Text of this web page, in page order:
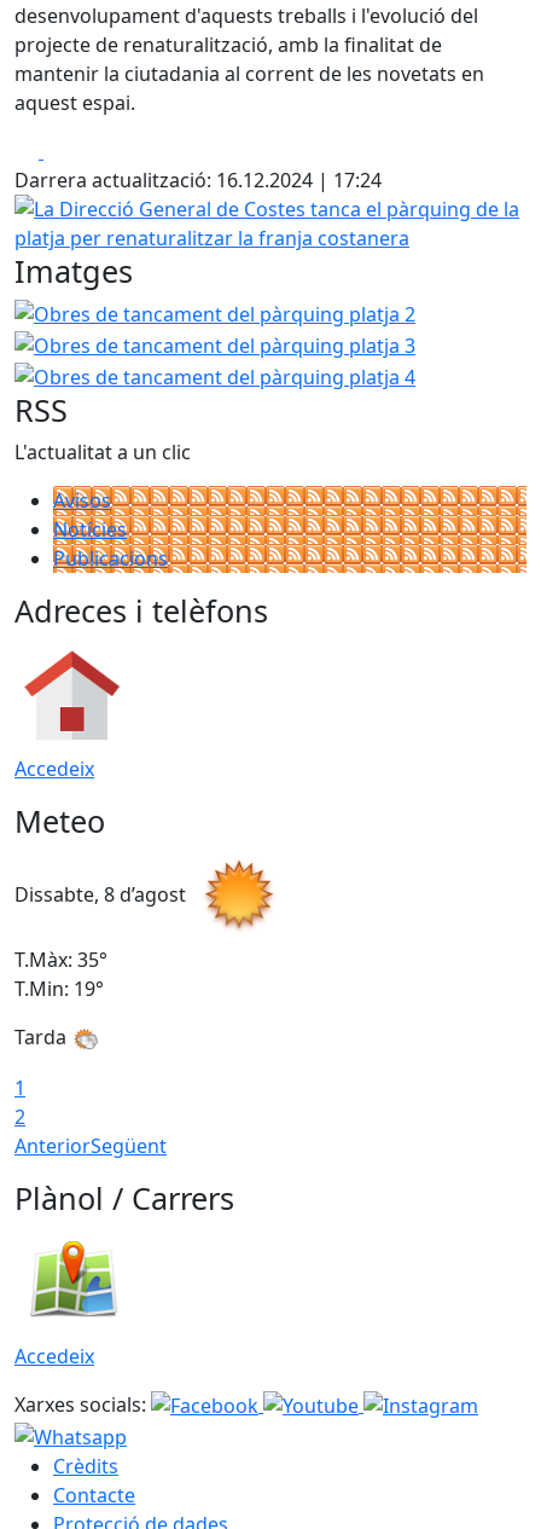
desenvolupament d'aquests treballs i l'evolució del
projecte de renaturalització, amb la finalitat de
mantenir la ciutadania al corrent de les novetats en
aquest espai.
Darrera actualització: 16.12.2024 | 17:24
La Direcció General de Costes tanca el pàrquing de la
Imatges
Obres de tancament del pàrquing platja 2
Obres de
RSS
L'actualitat a un clic
Avisos
Notícies
Publicacions
Adreces i telèfons
Accedeix
Meteo
Dissabte, 8 d’agost
T.Màx: 35°
T.Min: 19°
Tarda
1
2
AnteriorSegüent
Plànol / Carrers
Accedeix
Xarxes socials:
Crèdits
Contacte